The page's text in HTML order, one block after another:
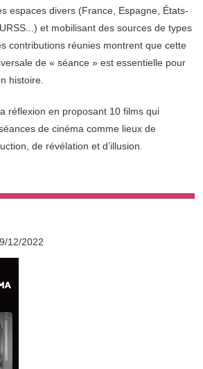
espaces divers (France, Espagne, États-
et mobilisant des sources de types
contributions réunies montrent que cette
de « séance » est essentielle pour
histoire.
réflexion en proposant 10 films qui
de cinéma comme lieux de
de révélation et d’illusion.
12/2022